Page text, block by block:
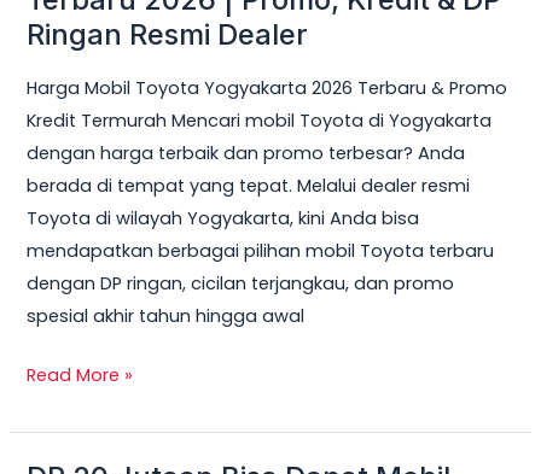
Ringan Resmi Dealer
Harga Mobil Toyota Yogyakarta 2026 Terbaru & Promo
Kredit Termurah Mencari mobil Toyota di Yogyakarta
dengan harga terbaik dan promo terbesar? Anda
berada di tempat yang tepat. Melalui dealer resmi
Toyota di wilayah Yogyakarta, kini Anda bisa
mendapatkan berbagai pilihan mobil Toyota terbaru
dengan DP ringan, cicilan terjangkau, dan promo
spesial akhir tahun hingga awal
Toyota
Terbaru
2026
|
Promo,
Kredit
&
DP
Ringan
Dealer
Read More »